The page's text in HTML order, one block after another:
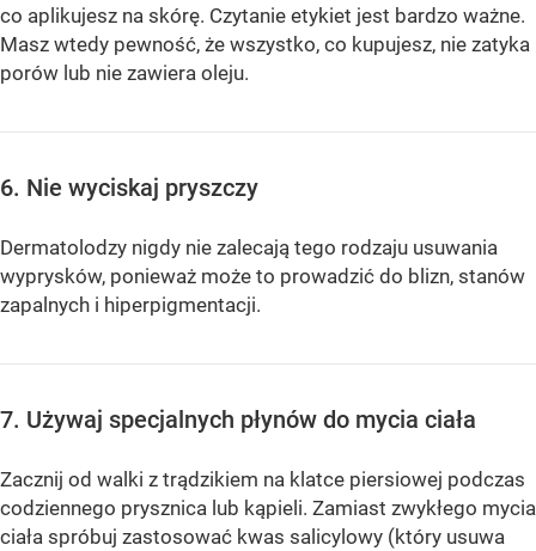
co aplikujesz na skórę. Czytanie etykiet jest bardzo ważne.
Masz wtedy pewność, że wszystko, co kupujesz, nie zatyka
porów lub nie zawiera oleju.
6. Nie wyciskaj pryszczy
Dermatolodzy nigdy nie zalecają tego rodzaju usuwania
wyprysków, ponieważ może to prowadzić do blizn, stanów
zapalnych i hiperpigmentacji.
7. Używaj specjalnych płynów do mycia ciała
Zacznij od walki z trądzikiem na klatce piersiowej podczas
codziennego prysznica lub kąpieli. Zamiast zwykłego mycia
ciała spróbuj zastosować kwas salicylowy (który usuwa